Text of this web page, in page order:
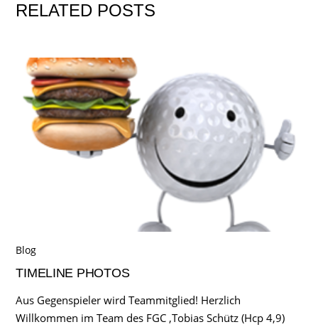
RELATED POSTS
Blog
TIMELINE PHOTOS
Aus Gegenspieler wird Teammitglied! Herzlich
Willkommen im Team des FGC ,Tobias Schütz (Hcp 4,9)